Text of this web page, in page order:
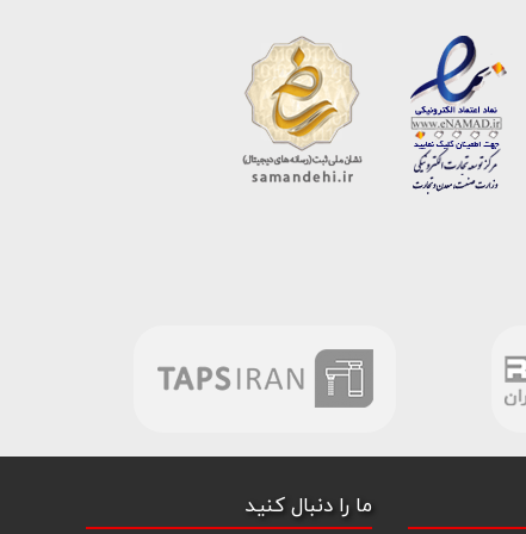
ما را دنبال کنید